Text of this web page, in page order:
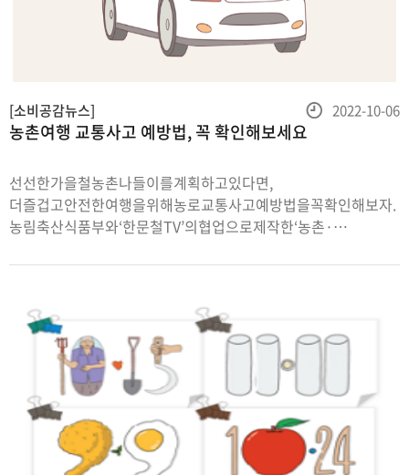
농촌여행 교통사고 예방법, 꼭 확인해보세요
선선한가을철농촌나들이를계획하고있다면,
더즐겁고안전한여행을위해농로교통사고예방법을꼭확인해보자.
농림축산식품부와‘한문철TV’의협업으로제작한‘농촌·
농로추돌사고예방을위한안전운전1.
경우가많습니다. 농로가펼쳐진도로의교차로를지날때는속도를
[소비공감뉴스]
등
2022-10-06